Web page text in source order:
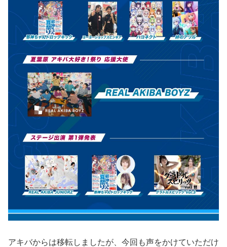
アキバからは移転しましたが、今回も声をかけていただけ